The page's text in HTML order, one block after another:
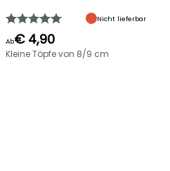
Nicht lieferbar
Ab€ 4,90
Kleine Töpfe von 8/9 cm